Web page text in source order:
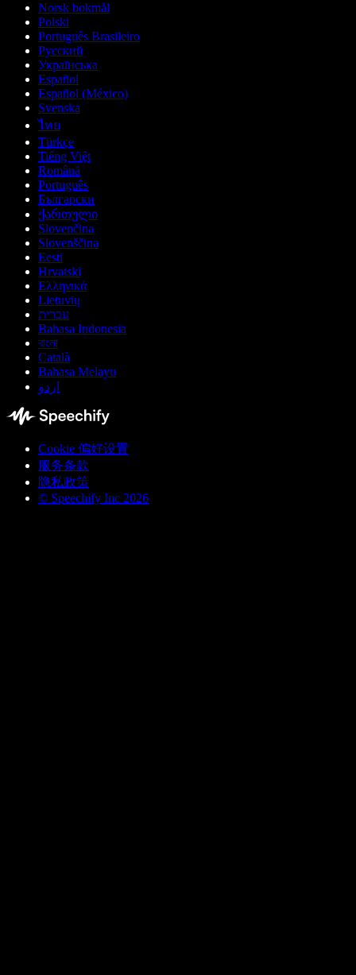
Norsk bokmål
Polski
Português Brasileiro
Русский
Українська
Español
Español (México)
Svenska
ไทย
Türkçe
Tiếng Việt
Română
Português
Български
ქართული
Slovenčina
Slovenščina
Eesti
Hrvatski
Ελληνικά
Lietuvių
עברית
Bahasa Indonesia
বাংলা
Català
Bahasa Melayu
اردو
Cookie 偏好设置
服务条款
隐私政策
© Speechify Inc 2026